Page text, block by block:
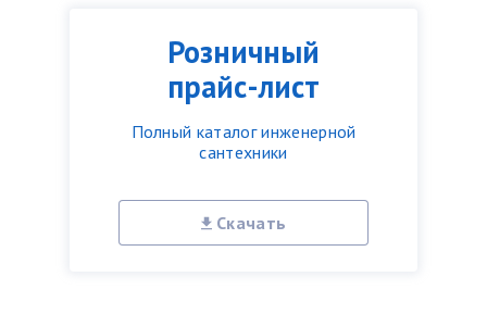
Розничный
прайс-лист
Полный каталог инженерной
сантехники
Скачать